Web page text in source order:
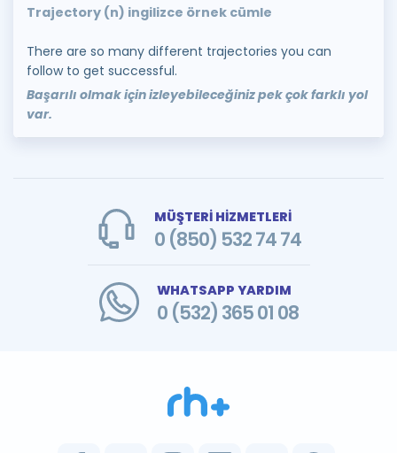
Trajectory (n) ingilizce örnek cümle
There are so many different trajectories you can
follow to get successful.
Başarılı olmak için izleyebileceğiniz pek çok farklı yol
var.
MÜŞTERİ HİZMETLERİ
0 (850) 532 74 74
WHATSAPP YARDIM
0 (532) 365 01 08